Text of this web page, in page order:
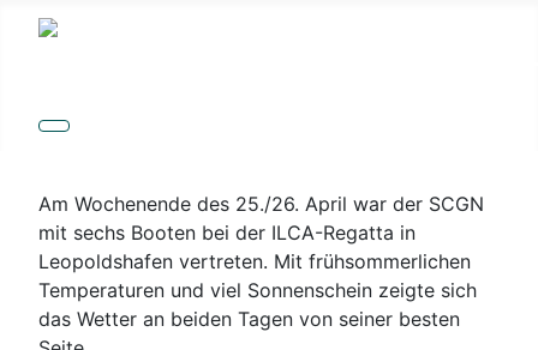
Details
Am Wochenende des 25./26. April war der SCGN
mit sechs Booten bei der ILCA-Regatta in
Leopoldshafen vertreten. Mit frühsommerlichen
Temperaturen und viel Sonnenschein zeigte sich
das Wetter an beiden Tagen von seiner besten